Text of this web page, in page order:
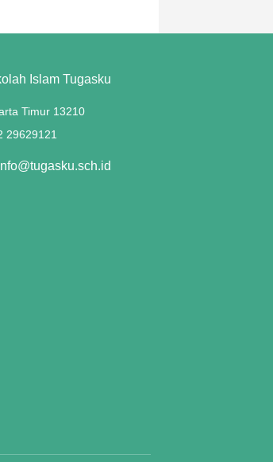
Islam Tugasku
Timur 13210
29629121